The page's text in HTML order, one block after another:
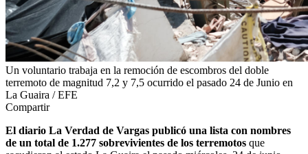
Un voluntario trabaja en la remoción de escombros del doble
terremoto de magnitud 7,2 y 7,5 ocurrido el pasado 24 de Junio en
La Guaira / EFE
Compartir
El diario La Verdad de Vargas publicó una lista con nombres
de un total de 1.277 sobrevivientes de los terremotos que